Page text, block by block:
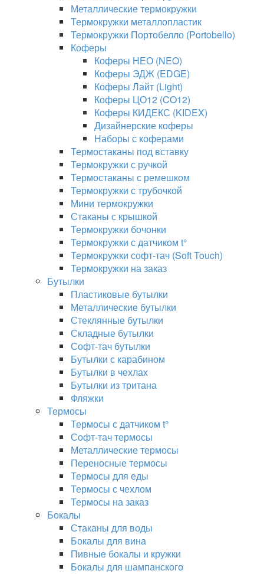
Металлические термокружки
Термокружки металлопластик
Термокружки Портобелло (Portobello)
Коферы
Коферы НЕО (NEO)
Коферы ЭДЖ (EDGE)
Коферы Лайт (Light)
Коферы ЦО12 (CO12)
Коферы КИДЕКС (KIDEX)
Дизайнерские коферы
Наборы с коферами
Термостаканы под вставку
Термокружки с ручкой
Термостаканы с ремешком
Термокружки с трубочкой
Мини термокружки
Стаканы с крышкой
Термокружки бочонки
Термокружки с датчиком t°
Термокружки софт-тач (Soft Touch)
Термокружки на заказ
Бутылки
Пластиковые бутылки
Металлические бутылки
Стеклянные бутылки
Складные бутылки
Софт-тач бутылки
Бутылки с карабином
Бутылки в чехлах
Бутылки из тритана
Фляжки
Термосы
Термосы с датчиком t°
Софт-тач термосы
Металлические термосы
Переносные термосы
Термосы для еды
Термосы с чехлом
Термосы на заказ
Бокалы
Стаканы для воды
Бокалы для вина
Пивные бокалы и кружки
Бокалы для шампанского